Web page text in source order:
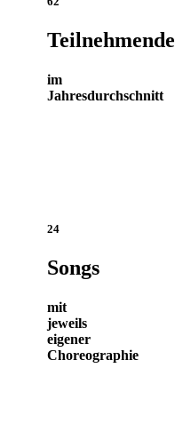
Teilnehmende
im
Jahresdurchschnitt
24
Songs
mit
jeweils
eigener
Choreographie